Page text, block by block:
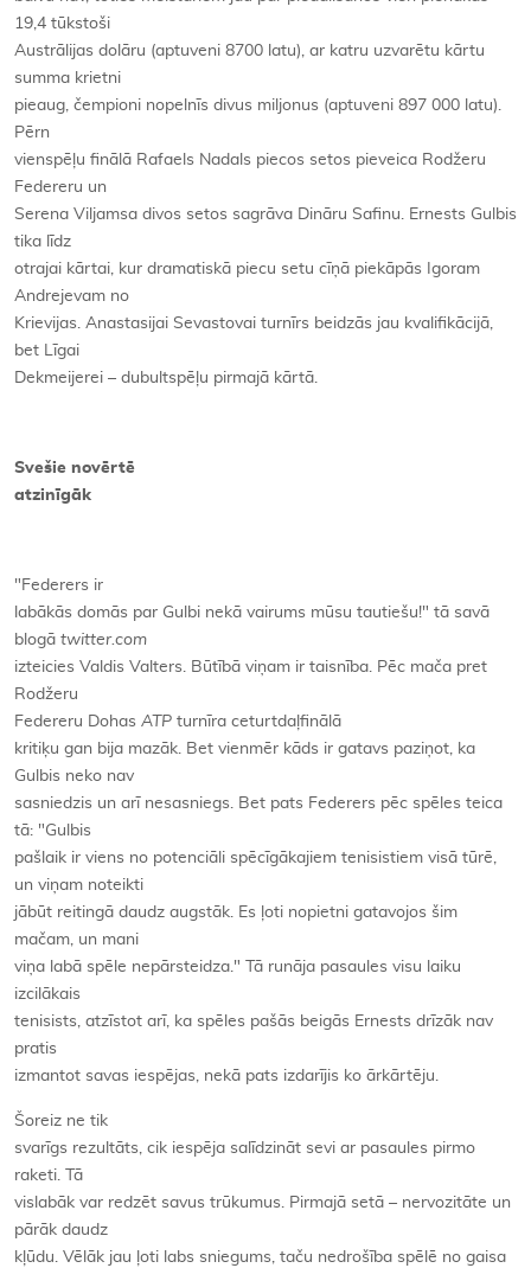
19,4 tūkstoši
Austrālijas dolāru (aptuveni 8700 latu), ar katru uzvarētu kārtu
summa krietni
pieaug, čempioni nopelnīs divus miljonus (aptuveni 897 000 latu).
Pērn
vienspēļu finālā Rafaels Nadals piecos setos pieveica Rodžeru
Federeru un
Serena Viljamsa divos setos sagrāva Dināru Safinu. Ernests Gulbis
tika līdz
otrajai kārtai, kur dramatiskā piecu setu cīņā piekāpās Igoram
Andrejevam no
Krievijas. Anastasijai Sevastovai turnīrs beidzās jau kvalifikācijā,
bet Līgai
Dekmeijerei – dubultspēļu pirmajā kārtā.
Svešie novērtē
atzinīgāk
"Federers ir
labākās domās par Gulbi nekā vairums mūsu tautiešu!" tā savā
blogā twitter.com
izteicies Valdis Valters. Būtībā viņam ir taisnība. Pēc mača pret
Rodžeru
Federeru Dohas ATP turnīra ceturtdaļfinālā
kritiķu gan bija mazāk. Bet vienmēr kāds ir gatavs paziņot, ka
Gulbis neko nav
sasniedzis un arī nesasniegs. Bet pats Federers pēc spēles teica
tā: "Gulbis
pašlaik ir viens no potenciāli spēcīgākajiem tenisistiem visā tūrē,
un viņam noteikti
jābūt reitingā daudz augstāk. Es ļoti nopietni gatavojos šim
mačam, un mani
viņa labā spēle nepārsteidza." Tā runāja pasaules visu laiku
izcilākais
tenisists, atzīstot arī, ka spēles pašās beigās Ernests drīzāk nav
pratis
izmantot savas iespējas, nekā pats izdarījis ko ārkārtēju.
Šoreiz ne tik
svarīgs rezultāts, cik iespēja salīdzināt sevi ar pasaules pirmo
raketi. Tā
vislabāk var redzēt savus trūkumus. Pirmajā setā – nervozitāte un
pārāk daudz
kļūdu. Vēlāk jau ļoti labs sniegums, taču nedrošība spēlē no gaisa